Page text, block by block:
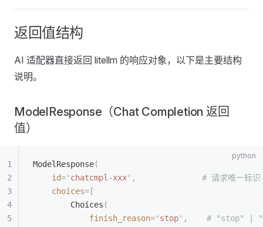
返回值结构
AI 适配器直接返回 litellm 的响应对象，以下是主要结构
说明。
ModelResponse（Chat Completion 返回
值）
ModelResponse(
    id
="chatcmpl-xxx" ,
              # 请求唯一标识
    choices
=[
        Choices
(
            finish_reason
="stop" ,
# "stop" |